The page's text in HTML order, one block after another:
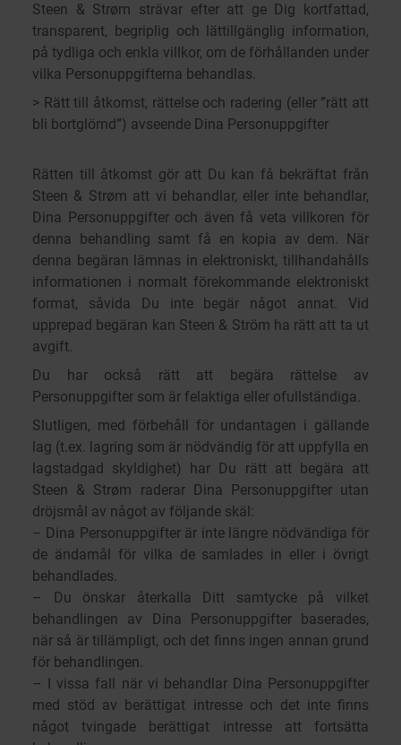
Steen & Strøm strävar efter att ge Dig kortfattad,
transparent, begriplig och lättillgänglig information,
på tydliga och enkla villkor, om de förhållanden under
vilka Personuppgifterna behandlas.
> Rätt till åtkomst, rättelse och radering (eller ”rätt att
bli bortglömd”) avseende Dina Personuppgifter
Rätten till åtkomst gör att Du kan få bekräftat från
Steen & Strøm att vi behandlar, eller inte behandlar,
Dina Personuppgifter och även få veta villkoren för
denna behandling samt få en kopia av dem. När
denna begäran lämnas in elektroniskt, tillhandahålls
informationen i normalt förekommande elektroniskt
format, såvida Du inte begär något annat. Vid
upprepad begäran kan Steen & Ström ha rätt att ta ut
avgift.
Du har också rätt att begära rättelse av
Personuppgifter som är felaktiga eller ofullständiga.
Slutligen, med förbehåll för undantagen i gällande
lag (t.ex. lagring som är nödvändig för att uppfylla en
lagstadgad skyldighet) har Du rätt att begära att
Steen & Strøm raderar Dina Personuppgifter utan
dröjsmål av något av följande skäl:
– Dina Personuppgifter är inte längre nödvändiga för
de ändamål för vilka de samlades in eller i övrigt
behandlades.
– Du önskar återkalla Ditt samtycke på vilket
behandlingen av Dina Personuppgifter baserades,
när så är tillämpligt, och det finns ingen annan grund
för behandlingen.
– I vissa fall när vi behandlar Dina Personuppgifter
med stöd av berättigat intresse och det inte finns
något tvingade berättigat intresse att fortsätta